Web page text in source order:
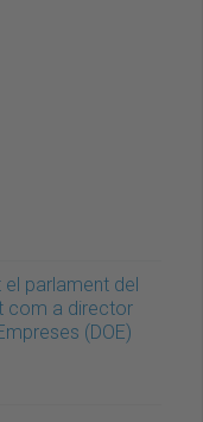
parlament del
com a director
(DOE)